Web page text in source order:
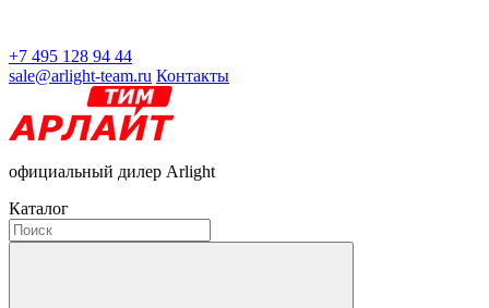
+7 495 128 94 44
sale@arlight-team.ru Контакты
официальный дилер Arlight
Каталог